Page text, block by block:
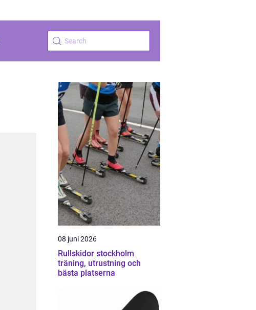
08 juni 2026
Rullskidor stockholm
träning, utrustning och
bästa platserna